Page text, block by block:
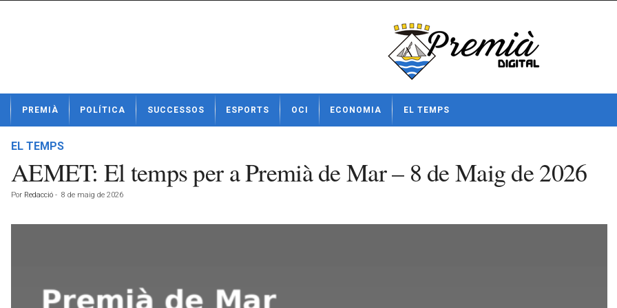
t
PREMIÀ POLÍTICA SUCCESSOS ESPORTS OCI ECONOMIA EL TEMPS
EL TEMPS
AEMET: El temps per a Premià de Mar – 8 de Maig de 2026
Por Redacció - 8 de maig de 2026